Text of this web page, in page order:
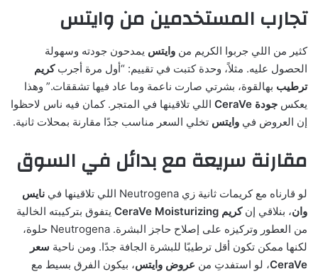
تجارب المستخدمين من وايتس
كثير من اللي جربوا الكريم من وايتس يمدحون جودته وسهولة
الحصول عليه. مثلاً، وحدة كتبت في تقييم: “أول مرة أجربكريم
ترطيب بهالقوة، بشرتي صارت ناعمة وما عاد فيها تشققات.” وهذا
يعكس جودة CeraVe
اللي تلاقينها في المتجر. كمان فيه ناس لاحظوا
إن العروض في وايتس تخلي السعر مناسب جدًا مقارنة بمحلات ثانية.
مقارنة سريعة مع بدائل في السوق
لو قارناه مع كريمات ثانية زي Neutrogena اللي تلاقينها في
نايس
وان، بنلاقي إنكريم CeraVe Moisturizing
يتفوق بتركيبته الخالية
من العطور وتركيزه على إصلاح حاجز البشرة. Neutrogena حلوة،
لكنها ممكن تكون أقل ترطيبًا للبشرة الجافة جدًا. ومن ناحية سعر
CeraVe، لو استفدتِ من عروض وايتس، بيكون الفرق بسيط مع